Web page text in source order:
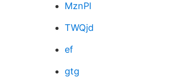
MznPI
TWQjd
ef
gtg